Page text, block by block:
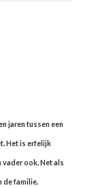
jaren tussen een
Het is erfelijk
vader ook. Net als
de familie.